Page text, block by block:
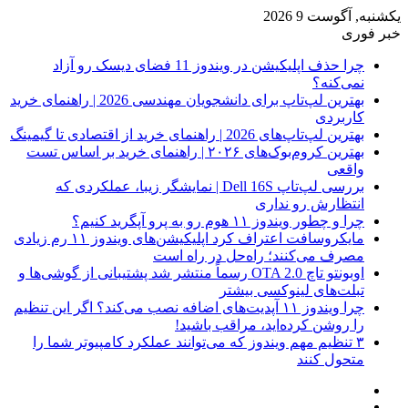
یکشنبه, آگوست 9 2026
خبر فوری
چرا حذف اپلیکیشن در ویندوز 11 فضای دیسک رو آزاد
نمی‌کنه؟
بهترین لپ‌تاپ برای دانشجویان مهندسی 2026 | راهنمای خرید
کاربردی
بهترین لپ‌تاپ‌های 2026 | راهنمای خرید از اقتصادی تا گیمینگ
بهترین کروم‌بوک‌های ۲۰۲۶ | راهنمای خرید بر اساس تست
واقعی
بررسی لپ‌تاپ Dell 16S | نمایشگر زیبا، عملکردی که
انتظارش رو نداری
چرا و چطور ویندوز ۱۱ هوم رو به پرو آپگرید کنیم؟
مایکروسافت اعتراف کرد اپلیکیشن‌های ویندوز ۱۱ رم زیادی
مصرف می‌کنند؛ راه‌حل در راه است
اوبونتو تاچ OTA 2.0 رسماً منتشر شد پشتیبانی از گوشی‌ها و
تبلت‌های لینوکسی بیشتر
چرا ویندوز ۱۱ آپدیت‌های اضافه نصب می‌کند؟ اگر این تنظیم
را روشن کرده‌اید، مراقب باشید!
۳ تنظیم مهم ویندوز که می‌توانند عملکرد کامپیوتر شما را
متحول کنند